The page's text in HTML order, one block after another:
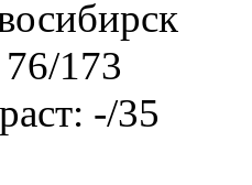
76/173
-/35